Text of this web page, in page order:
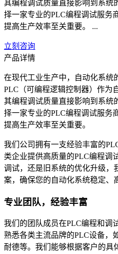
其编程调试质量直接影响到系统
择一家专业的PLC编程调试服务
提高生产效率至关重要。 ...
立刻咨询
产品详情
在现代工业生产中，自动化系统
PLC（可编程逻辑控制器）作为
其编程调试质量直接影响到系统
择一家专业的PLC编程调试服务
提高生产效率至关重要。
我们公司拥有一支经验丰富的
类企业提供高质量的PLC编程调
调试，还是旧系统的优化升级，
案，确保您的自动化系统稳定、
专业团队，经验丰富
我们的团队成员在PLC编程和调
熟悉各类主流品牌的PLC设备，
耐德等。我们能够根据客户的具